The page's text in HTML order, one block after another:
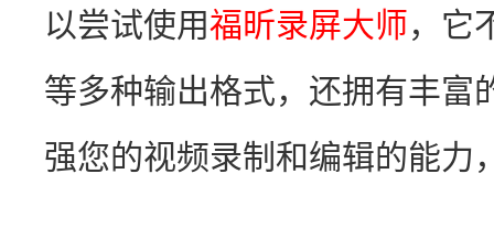
以尝试使用福昕录屏大师，它
等多种输出格式，还拥有丰富
强您的视频录制和编辑的能力